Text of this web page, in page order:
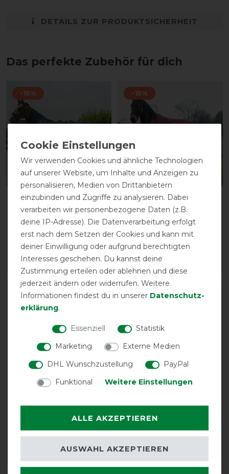
DETAILS ZUR PRODUKTSICHERHEIT
Das perfekte Zubehör für dich
-15%
HKM Weidedecke Kombi
2 mit Clip in System
vorher 188,90 €
160,60 € *
ARTIKEL MERKEN
-15%
HKM Highneckdecke
Yukon 600D 100g
Wattefüllung
vorher 94,95 €
80,70 € *
-15%
71,35 € *
ARTIKEL MERKEN
-15%
vorher 83,95 €
71,35 € *
ARTIKEL MERKEN
Wir verwenden Cookies und ähnliche Technologien
auf unserer Website, um Inhalte und Anzeigen zu
personalisieren, Medien von Drittanbietern
einzubinden und Zugriffe zu analysieren. Dabei
verarbeiten wir personenbezogene Daten (z.B.
deine IP-Adresse). Die Datenverarbeitung erfolgt
erst nach dem Setzen der Cookies und kann mit
deiner Einwilligung oder aufgrund berechtigten
Interesses geschehen. Du kannst deine
Zustimmung erteilen oder ablehnen und diese
jederzeit ändern oder widerrufen. Weitere
Informationen findest du in unserer Daten­schutz­
erklärung.
Essenziell
Statistik
Marketing
Externe Medien
DHL Wunschzustellung
PayPal
Funktional
Weitere Einstellungen
ALLE AKZEPTIEREN
AUSWAHL AKZEPTIEREN